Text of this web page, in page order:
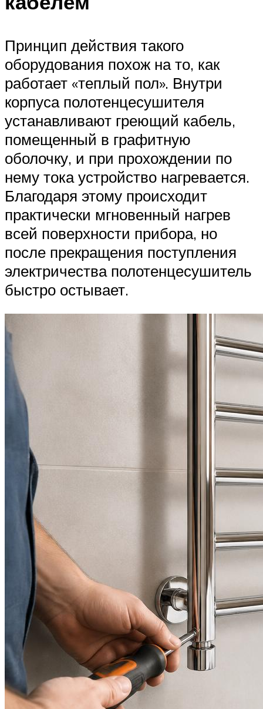
Принцип действия такого
оборудования похож на то, как
работает «теплый пол». Внутри
корпуса полотенцесушителя
устанавливают греющий кабель,
помещенный в графитную
оболочку, и при прохождении по
нему тока устройство нагревается.
Благодаря этому происходит
практически мгновенный нагрев
всей поверхности прибора, но
после прекращения поступления
электричества полотенцесушитель
быстро остывает.